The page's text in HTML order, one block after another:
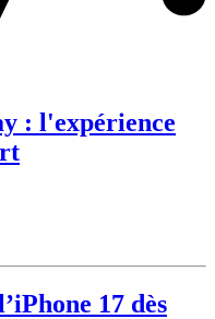
: l'expérience
17 dès